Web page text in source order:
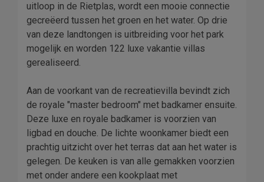
uitloop in de Rietplas, wordt een mooie connectie
gecreëerd tussen het groen en het water. Op drie
van deze landtongen is uitbreiding voor het park
mogelijk en worden 122 luxe vakantie villas
gerealiseerd.
Aan de voorkant van de recreatievilla bevindt zich
de royale "master bedroom" met badkamer ensuite.
Deze luxe en royale badkamer is voorzien van
ligbad en douche. De lichte woonkamer biedt een
prachtig uitzicht over het terras dat aan het water is
gelegen. De keuken is van alle gemakken voorzien
met onder andere een kookplaat met